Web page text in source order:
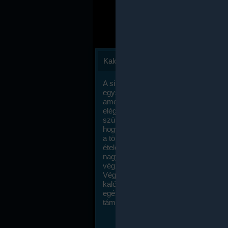
Kalóriaszámlálás
A sikeres fogyás titka valójában igen
egyszerű: égess több energiát, mint
amennyit beviszel. Természetesen
elég nagy fegyelemre és akaraterőre
szükség, de meglepődve fogod
hogy a kalóriaszámolás mennyire
a többi diétához képest. Itt nincsenek
ételek és a megengedett kalóriabevitelt
nagymértékben növelheted ha
végzel.
Végül, de nem utolsó sorban, a
kalóriaszámolás módszerét a legtöbb
egészségügyi szakorvos ajánlja és
támogatja.